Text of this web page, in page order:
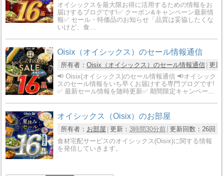
オイシックスを最大限お得に活用するための情報をお
届けするブログです!✅ クーポン&キャンペーン最新情
報✅ セール・特価品のお知らせ「品質は妥協したくな
いけど、食…
Oisix（オイシックス）のセール情報通信
所有者： Oisix（オイシックス）のセール情報通信 更
📢 Oisix(オイシックス)のセール情報通信 📢オイシック
スのセール情報をいち早くお届けする専門ブログです!
✅ 最新セール情報を随時更新✅ 期間限定キャンペー…
オイシックス（Oisix）のお部屋
所有者： お部屋 更新： 3時間30分前 更新回数： 26回
食材宅配サービスのオイシックス(Oisix)に関する情報
を発信していきます。